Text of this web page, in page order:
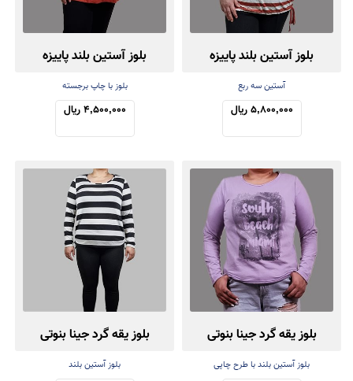
بلوز آستین بلند پاییزه
آستین سه ربع
5,800,000 ریال
بلوز آستین بلند پاییزه
بلوز با چاپ برجسته
4,500,000 ریال
بلوز یقه گرد جینا بنوتی
بلوز آستین بلند با طرح چاپی
بلوز یقه گرد جینا بنوتی
بلوز آستین بلند